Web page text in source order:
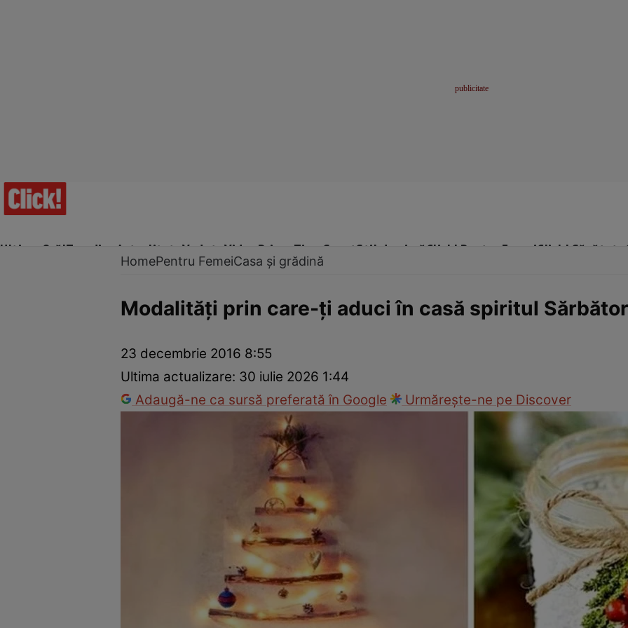
Ultima Oră!Trending Actualitate Vedete Video Prime Time SportStil de viațăClick! Pentru FemeiClick! Sănătate
Dezvoltare personalăÎngrijire personalăCasă și grădină
HomePentru FemeiCasa și grădină
Modalităţi prin care-ţi aduci în casă spiritul
23 decembrie 2016 8:55
Ultima actualizare: 30 iulie 2026 1:44
Adaugă-ne ca sursă preferată în Google
Urmărește-ne pe Discover